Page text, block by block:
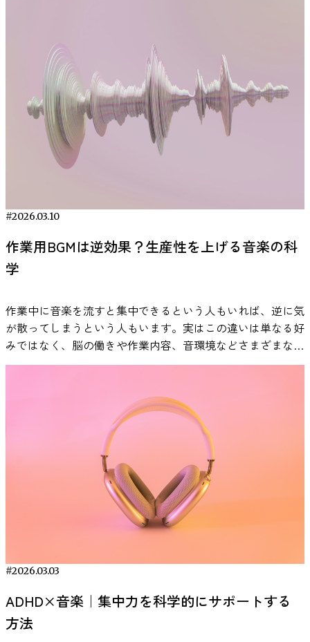
理学の研究では、通勤や通学などの移動中に音楽を聴く行動
が、気分の調整や心理状態の安定と関係する可能性が指摘さ
れています。 都市生活の移動環境では、混雑や騒音などに
よって心理的負担が生じる場合があります。こうした状況で
音楽を聴くことは、周囲の環境音から注意をそらし、自分の
内面的な感情に集中する手段として利用されることがありま
す。実際、日常的な音楽利用を調査した研究では、移動中の
音楽視聴が気分の改善や感情調整の目的で使用されるケース
利用されることがあります。認知心理学や音楽心理学の研究
中感に関係する可能性が調べられています。 たとえば、作
業中の音環境を調査した研究では、音楽が完全な無音状態と
ます。音楽が背景音として存在することで、外部の雑音が目
立ちにくくなる場合があり、その結果として作業環境の快適
性が変化する可能性があります。 ただし、音楽が集中に与
える影響は、作業内容や個人差によって異なることも報告さ
ル音楽などが用いられることもあります。 こちらの記事も
音楽の関係についても研究が進められています。睡眠研究の
分野では、就寝前に音楽を聴く習慣が睡眠前の心理状態に関
連する可能性が報告されています。 いくつかの研究では、
就寝前に落ち着いた音楽を聴くことによって、主観的な睡眠
の質や入眠までの時間に変化が見られる場合があることが示
へ移行し、就寝前の精神的緊張が和らぐ可能性があると考え
られています。 実験研究では、数週間にわたり就寝前に音
楽を聴く習慣を取り入れた参加者の睡眠評価が変化した例も
報告されています。こうした結果から、音楽は睡眠前のリラ
ックス習慣の一つとして研究されています。 参考：Harmat,
音を試すよりも、特定の音環境を継続して使う方が、作業開
始のきっかけとして機能する可能性があります。 こちらの
記事もチェック：ビールを好きになる脳の仕組みとは？ 自
分に合った作業用BGMを見つける方法 ここまで見てきたよ
うに、作業用BGMの効果は「どの音楽が一番良いか」とい
う単純な問題ではありません。研究でも示されている通り、
音環境が与える影響は作業内容や個人の特性、さらには音の
聞こえ方によって変わる可能性があります。 そのため、自
になります。 音質によって集中しやすさが変わることがあ
験に影響します。音質とは、音の解像度や広がり、細かな音
の再現性などを含む概念です。 圧縮率の高い音源では細か
は空間的な広がりや微細な音のニュアンスがより再現されま
す。こうした違いは必ずしも作業効率を直接左右するもので
はありませんが、長時間音を聞き続ける作業環境では、聞き
疲れの感じ方などに影響する可能性があります。 そのた
め、作業用BGMを習慣的に利用する場合は、音源や再生環
業用BGMを選ぶ際、多くの場合はプレイリストやジャンル
を基準に選ばれます。しかし近年では、音楽の効果を主観で
はなく生体データをもとに検証するアプローチも登場してい
VIE Tunesは、音楽を聴いたときの脳の状態を測定し、その
変化を分析することで効果が確認された楽曲のみを「ニュー
ロミュージック」として配信している音楽サービスです。
2023年に海外の学術誌 Frontiers に論文が採択されています
（Chang et al., 2023）。この研究では、脳波データを用いて
音楽による脳状態の変化を分析する試みが報告されていま
す。 サービスの利用方法もシンプルで、ユーザーは
「SLEEP」「FOCUS」「CHILL」「ZONE」など、目的とす
け込みやすく、作業を大きく妨げない場合があります。これ
は、音が予測可能であるほど、脳がそれを“新しい情報”とし
て処理しにくくなるためと説明されることがあります。
ADHDを持つ人に特化した「リズムの規則性」単独の明確な
基準が確立しているわけではありません。ただし、音の変化
が激しい場合に注意がそちらへ向きやすいという一般的な認
知研究の知見は、ADHDの注意特性を考える上でも無視でき
ないポイントです。 VIE Tunes実証データから見る音楽活用
「ニューロミュージック」を提供するアプリです。単なる
BGMアプリではなく、集中やリラックスといった目的別に
モードが用意されており、勉強中や仕事中に聴くことも想定
して設計されています。 VIE Tunesで配信されているすべて
の楽曲は、脳活動への影響を検証する研究が行われていま
なく、脳波や生理指標を用いて効果を測定する試みがなされ
ている点が特徴です。 その実証研究の一つが、Changら
（2023）による論文“Influence of Monaural Auditory
Stimulation Combined with Music on Brain Activity”（Frontiers
の研究では、音楽と単耳聴覚刺激を組み合わせた条件で、脳
活動および生理指標の変化が測定されました。 報告されて
いる主な結果は以下の通りです。 P300は、脳が『重要な情
報』に反応した際に出る電気信号です。この振幅が大きくな
ることは、対象に対して脳がよりしっかりと注意を向け、情
報を処理しようとしている状態を反映していると考えられま
であり、ストレス反応の一つとして測定されます。 また、
主観的なリラックス感もアンケートで評価されています。
価のそれぞれに変化をもたらしたことを報告しています。
理や環境調整といった行動面の工夫が中心です。無音環境を
整える、ポモドーロ法を使う、瞑想を取り入れるといった方
間」の合図に 「初めて使ったとき、ニューロミュージック
の特徴である周波数による効果は正直わかりませんでした。
でも、音楽が好みに合っていて聴きやすいと感じました。」
特にお子さんが「これ好き！」と言った楽曲を、毎晩の“寝
る前の音”として固定し、 「この音楽が流れたら寝る時間だ
よ」と声をかけるようにしたところ、おしゃべりをやめて音
楽に耳を傾けるようになったそうです。 歯磨きの仕上げ磨
きのときに流していると、そのまま自然に寝落ちすることも
慣化して感じた安心感 現在は、「寝るモードへの切り替
をするよりも、音楽があるほうが子どももリラックスしてい
るように感じます。」 特に印象に残っているのは、「ZEN
曲。 「水族館のクラゲゾーンのような癒しや、あたたかな
日差しを感じる音が心地よい」と話します。 寝る前30分で
整える｜睡眠の質を高める音楽習慣【5ステップ】 睡眠の質
を高めるには、「良い音楽を選ぶ」だけでなく、寝る前の30
状態へと自然に移行しやすくなります。ここでは、今日から
実践できる具体的なステップを紹介します。 ① 照明を落と
し、スマホを遠ざける 就寝前は、できるだけ室内の照明を
落とします。特に強い白色光は覚醒を促すため、暖色系の間
接照明が望ましいとされています。 また、スマートフォン
やタブレットなどの画面光は脳を刺激しやすいため、音楽を
再生したら手元から離し、視覚刺激を減らすことがポイント
です。「音楽だけが静かに流れている環境」をつくること
すタイミングと選び方 音楽は就寝の20〜30分前から流し始
めるのがおすすめです。布団に入ってから突然再生するより
も、リラックスの準備時間として活用する方が自然な流れを
つくれます。 選ぶ音楽は、 ゆったりとしたテンポ 強いビー
トや急な音量変化がない 歌詞の主張が強すぎない といった
Tunes】 音楽で集中力を高めるには、「本当に効果があるか
どうか」が重要なポイントです。近年では、脳科学に基づい
て開発された音楽サービス「VIE Tunes」があります。 ここ
では、VIE Tunesの特長、他サービスとの違い、無料体験の
方法を紹介します。 VIE Tunesとは？特長と仕組み VIE
Tunes（ヴィーチューンズ）は、音楽の効果を脳波で検証
し、その効果が科学的に確認された楽曲のみを「ニューロミ
ュージック」として配信しているサービスです。 特長は、
に楽曲を聴いた被験者の脳波変化を定量的に分析し、集中や
に、2023年にはニューロミュージックの効果を検証した論文
が、海外の科学雑誌『Frontiers』に採択されています
（Chang et al., 2023）。 脳科学的に実証された効果： ま
など、なりたい脳の状態を選ぶだけで最適なBGMを自動再
生できるのも大きな特長です。 他のおすすめBGM配信サー
ビスとの比較 市販のBGM配信サービスも多数ありますが、
VIE Tunesが他と異なるのは、効果を主観ではなく脳波計測
ス脳波測定脳状態別モード音質／UXVIE Tunesあり（論文採
択）〇（VIE Tunes Pro / 別途デバイス）〇（SLEEP/FOCUS
等）高いSpotify BGM系なし××普通YouTube作業用BGMな
アプリからの無料体験が可能です。・iOS・Android また、
「起床時間」「就寝時間」などライフスタイルに合わせて自
動再生スケジュールも設定可能です。 注意点：脳波計を活
用した高度な機能（VIE Tunes Pro）は別売の専用デバイス
が必要になりますが、音楽再生だけなら無料体験範囲で十分
に活用できます。
音楽を。
にも示されていますが、聴き方や環境によって効果に差が出
ることも事実です。ここでは、集中力を最大化するために押
析には機械学習（マシンラーニング）の手法が使われまし
た。研究者らは脳波のパターン（32か所の電極で計測された
周波数ごとのパワー分布）から、先述のナルシシズム各尺度
の得点を予測（デコード）できるかを試みたのです。 具体
的にはサポートベクター回帰というアルゴリズムを用い、脳
波データから各人格特性スコアを当ててもらいます。もちろ
ん単に「勘で当てる」のではなく、まず多くの被験者データ
波にその人格特性の手がかりが含まれていた」と解釈できま
ックされ、予測が偶然によるものではなく、実際に脳波と性
格傾向の間に関連があると判断できる場合のみ、有意とされ
どうだったのでしょうか。研究チームの報告によると、脳波
パターンから5つのナルシシズム傾向をそれぞれ有意に予測
できました。 さらに興味深いのは、タイプごとにその脳波
特徴が異なっていた点です。たとえば、エージェンティック
中心的なナルシシストの脳波パターンと、「自分は博愛的
だ」と信じるナルシシストの脳波パターンは明確に異なり、
混同されなかったということです。これはナルシシズム研究
におけるエージェンシー対コミュニオン（自己志向か他者志
向か）の理論モデルとも合致します。 同様に、賞賛追求型
と競争型でも脳波パターンはほぼ重ならず別物でした。他人
から賞賛を集める戦略のナルシシストと、他者を出し抜く戦
略のナルシシストでは、脳の休息時活動に違いが現れるとい
う二分モデルを支持する結果と言えます。 一方、脆弱型ナ
い人ほど、脳波の低周波帯（デルタ・シータなどの遅い波）
から高周波帯（ベータ・ガンマなどの速い波）まで幅広い帯
域で脳波パワーが低い傾向が見られたのです。平たく言え
や、日常で取り入れやすい活用方法について紹介します。
研究で明らかになった音楽によるストレス軽減効果 音楽が
ストレスに影響を与える可能性については、心理学や医学の
分野で数多くの研究が行われてきました。近年の研究では、
音楽を聴くことが心理的なリラックス感だけでなく、ストレ
スに関わる生理反応にも関係する可能性があることが報告さ
れています。 人間がストレスを感じたとき、体内では自律
神経系と内分泌系が連動して反応します。特に重要な役割を
軸」と呼ばれるストレス反応システムです。この仕組みによ
ってコルチゾールなどのストレス関連ホルモンが分泌され、
心拍数の上昇や緊張などの反応が引き起こされます。 音楽
は、このようなストレス反応に関係する心理生物学的システ
ムに影響を与える可能性がある刺激として研究されていま
の回復過程に違いが見られることが報告されており、音楽が
ストレス管理の補助的な手段として注目されています。 参
考：Thoma, M. V., La Marca, R., Brönnimann, R., Finkel, L.,
Ehlert, U., & Nater, U. M. (2013). The effect of music on the
e70156.https://www.ncbi.nlm.nih.gov/pmc/articles/
音楽が人間のストレス反応に与える影響を調べた研究 音楽
とストレス反応の関係を検証した研究として、2013年に発表
された「The effect of music on the human stress
response」という論文があります。この研究では、健康な
成人女性60名を対象に、音楽がストレス反応にどのような影
響を与えるかが実験的に調査されました。 研究では、参加
者に心理的ストレスを誘発する実験として知られる「Trier
Social Stress Test（TSST）」が実施されました。このテス
トは、人前でのスピーチや計算課題などを通じて強い社会的
ストレスを生じさせる実験手法として広く用いられていま
割り当てられました。一つはリラックスできる音楽を聴く条
件、もう一つは水の流れる音といった自然音を聴く条件、そ
#2026.03.10
作業用BGMは逆効果？生産性を上げる音楽の科
学
作業中に音楽を流すと集中できるという人もいれば、逆に気
が散ってしまうという人もいます。実はこの違いは単なる好
みではなく、脳の働きや作業内容、音環境などさまざまな要
因と関係している可能性があります。 本記事では、研究論
法を科学的な視点から解説します。 作業用BGMの効果は本
当にある？科学研究からわかっている事実 「作業用BGMに
は本当に効果があるのか？」という疑問は、多くの人が一度
は抱いたことがあるのではないでしょうか。結論から言え
ば、作業用BGMの効果は“条件付きで確認されている”という
のが、現在の科学的な見解です。 音楽が人間の脳や感情に
影響を与えることは、多くの心理学・神経科学研究で示され
ています。ただし、すべての作業に一律で効果があるわけで
はありません。音楽の種類や作業内容、個人差によって結果
ている事実をもとに、作業用BGMの効果を整理します。 作
とは、神経科学の分野で広く研究されています。 たとえ
ば、音楽を聴くことで報酬系に関わる脳部位（側坐核など）
#2026.03.03
ADHD×音楽｜集中力を科学的にサポートする
方法